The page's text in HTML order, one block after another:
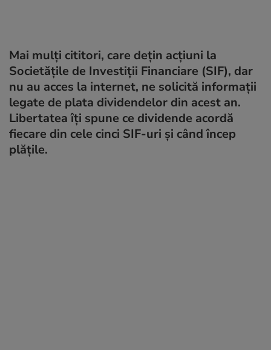
Mai mulți cititori, care dețin acțiuni la
Societățile de Investiții Financiare (SIF), dar
nu au acces la internet, ne solicită informații
legate de plata dividendelor din acest an.
Libertatea îți spune ce dividende acordă
fiecare din cele cinci SIF-uri și când încep
plățile.